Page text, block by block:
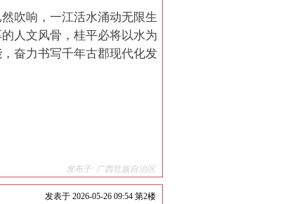
吹响，一江活水涌动无限生
人文风骨，桂平必将以水为
奋力书写千年古郡现代化发
发布于: 广西壮族自治区
发表于 2026-05-26 09:54 第2楼